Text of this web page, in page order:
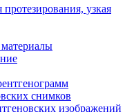
узкая
материалы
снимков
изображений